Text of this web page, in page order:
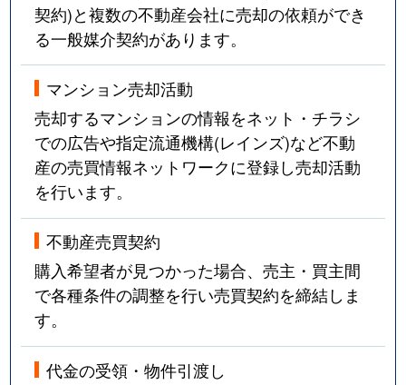
契約)と複数の不動産会社に売却の依頼ができ
る一般媒介契約があります。
マンション売却活動
売却するマンションの情報をネット・チラシ
での広告や指定流通機構(レインズ)など不動
産の売買情報ネットワークに登録し売却活動
を行います。
不動産売買契約
購入希望者が見つかった場合、売主・買主間
で各種条件の調整を行い売買契約を締結しま
す。
代金の受領・物件引渡し